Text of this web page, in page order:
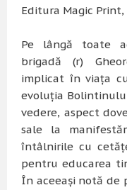
Editura Magic Print,
Pe lângă toate
brigadă (r)
implicat în viaţa
evoluţia
vedere, aspect
sale la
întâlnirile cu
pentru educarea
În aceeaşi notă de